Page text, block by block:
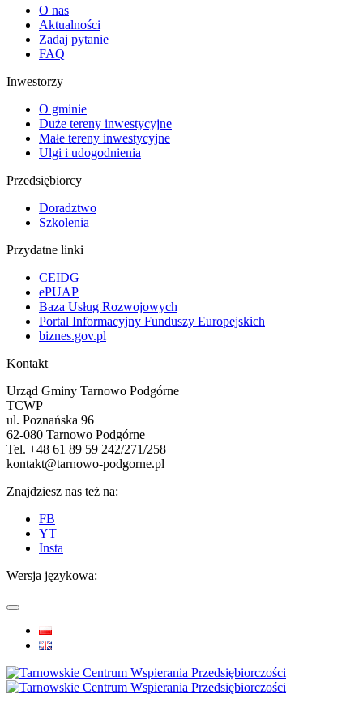
O nas
Aktualności
Zadaj pytanie
FAQ
Inwestorzy
O gminie
Duże tereny inwestycyjne
Małe tereny inwestycyjne
Ulgi i udogodnienia
Przedsiębiorcy
Doradztwo
Szkolenia
Przydatne linki
CEIDG
ePUAP
Baza Usług Rozwojowych
Portal Informacyjny Funduszy Europejskich
biznes.gov.pl
Kontakt
Urząd Gminy Tarnowo Podgórne
TCWP
ul. Poznańska 96
62-080 Tarnowo Podgórne
Tel. +48 61 89 59 242/271/258
kontakt@tarnowo-podgorne.pl
Znajdziesz nas też na:
FB
YT
Insta
Wersja językowa: